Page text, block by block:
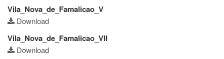
Vila_Nova_de_Famalicao_V
Download
Vila_Nova_de_Famalicao_VII
Download